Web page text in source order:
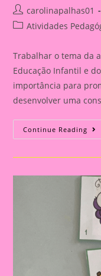
Post
author:
carolinapalhas01
PostAtividades
Trabalhar o tema da
Educação Infantil e
importância para
desenvolver uma
Continue Reading